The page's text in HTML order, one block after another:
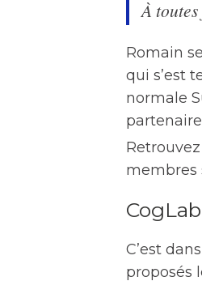
À
Romain
qui s’est
normale
membres
C’est
proposés